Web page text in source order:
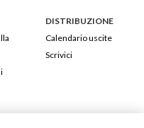
DISTRIBUZIONE
Calendario uscite
Scrivici